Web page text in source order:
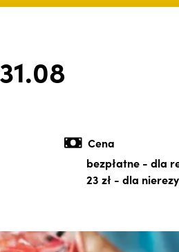
Cena
bezpłatne- dla
23 zł- dla